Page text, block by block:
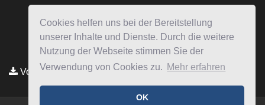
Cookies helfen uns bei der Bereitstellung
unserer Inhalte und Dienste. Durch die weitere
Nutzung der Webseite stimmen Sie der
Verwendung von Cookies zu. Mehr erfahren
OK
Vollmacht HIER herunterladen